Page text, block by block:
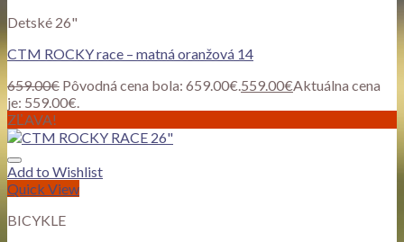
Detské 26"
CTM ROCKY race – matná oranžová 14
659.00€ Pôvodná cena bola: 659.00€.559.00€Aktuálna cena
je: 559.00€.
ZĽAVA!
Add to Wishlist
Quick View
BICYKLE